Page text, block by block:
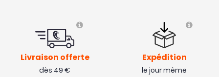
Livraison offerte
dès 49 €
Expédition
le jour même